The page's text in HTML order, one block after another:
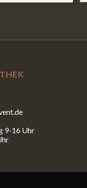
9-16 Uhr